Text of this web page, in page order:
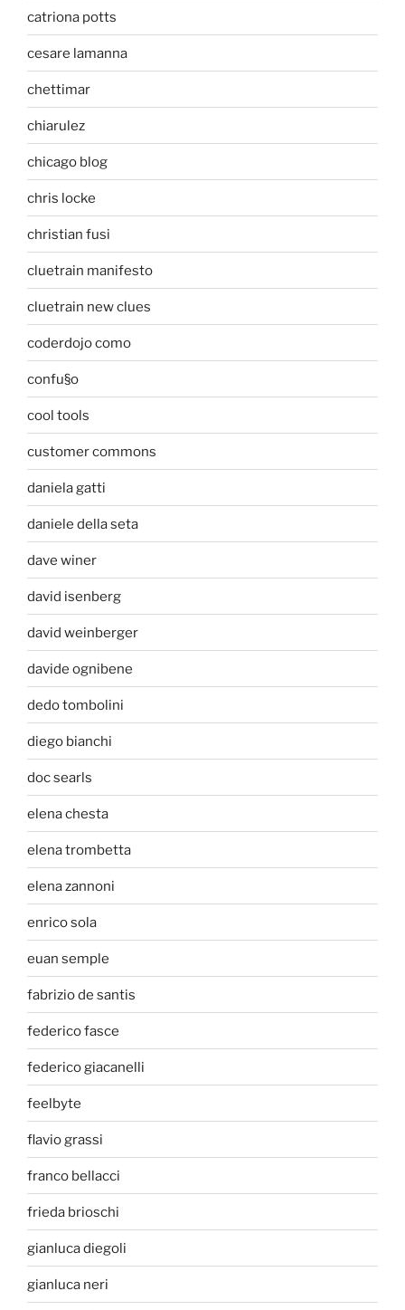
catriona potts
cesare lamanna
chettimar
chiarulez
chicago blog
chris locke
christian fusi
cluetrain manifesto
cluetrain new clues
coderdojo como
confu§o
cool tools
customer commons
daniela gatti
daniele della seta
dave winer
david isenberg
david weinberger
davide ognibene
dedo tombolini
diego bianchi
doc searls
elena chesta
elena trombetta
elena zannoni
enrico sola
euan semple
fabrizio de santis
federico fasce
federico giacanelli
feelbyte
flavio grassi
franco bellacci
frieda brioschi
gianluca diegoli
gianluca neri